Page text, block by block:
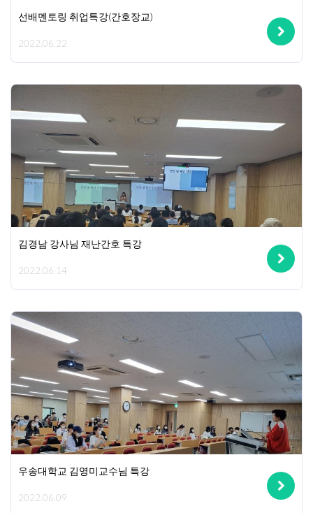
선배멘토링 취업특강(간호장교)
2022.06.22
김경남 강사님 재난간호 특강
2022.06.14
우송대학교 김영미교수님 특강
2022.06.09